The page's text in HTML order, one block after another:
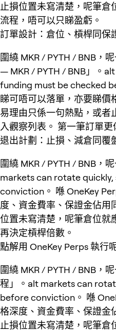
止損位置未寫清楚，呢筆
流程，唔可以只睇盈虧。
訂單設計：倉位、槓桿同保
圍繞 MKR / PYTH / BNB，
— MKR / PYTH / BNB」。
funding must be checked
睇可唔可以落單，亦要睇價
易理由只係一句熱點，或者
入觀察列表。 第一筆訂單
退出計劃：止損、減倉同覆
圍繞 MKR / PYTH / BNB，
markets can rotate
conviction。 喺 OneKey
度、資金費率、保證金佔用
位置未寫清楚，呢筆倉位就
再決定槓桿倍數。
點解用 OneKey Perps 執行
圍繞 MKR / PYTH / BNB，
程」。alt markets can
before conviction。 喺
格深度、資金費率、保證金
止損位置未寫清楚，呢筆倉